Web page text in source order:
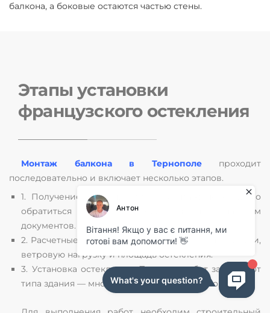
балкона, а боковые остаются частью стены.
Этапы установки
французского остекления
Монтаж балкона в Тернополепроходит
последовательно и включает несколько этапов.
1. Получение разрешений на монтаж: необходимо
обратиться в соответствующие органы с пакетом
документов.
2. Расчетные работы: нужно учесть вес конструкции,
ветровую нагрузку и площадь остекления.
3. Установка остекления. Порядок работ зависит от
типа здания — многоэтажного или частного.